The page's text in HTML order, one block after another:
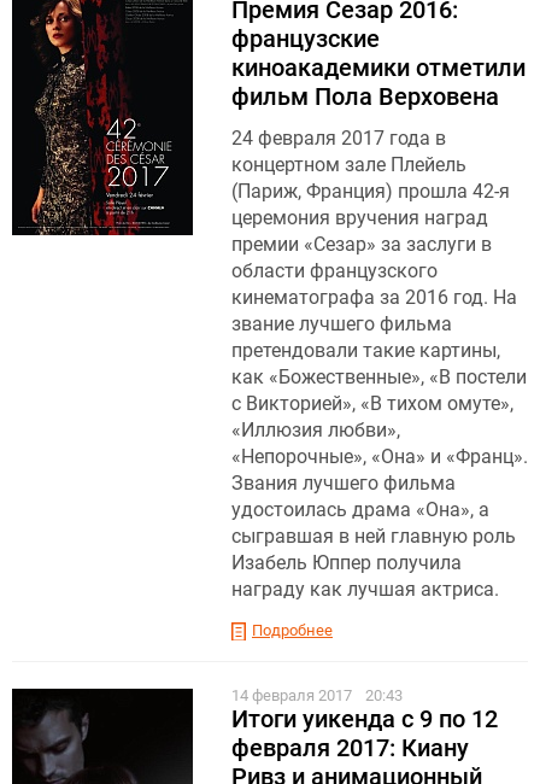
Премия Сезар 2016:
французские
киноакадемики отметили
фильм Пола Верховена
24 февраля 2017 года в
концертном зале Плейель
(Париж, Франция) прошла 42-я
церемония вручения наград
премии «Сезар» за заслуги в
области французского
кинематографа за 2016 год. На
звание лучшего фильма
претендовали такие картины,
как «Божественные», «В постели
с Викторией», «В тихом омуте»,
«Иллюзия любви»,
«Непорочные», «Она» и «Франц».
Звания лучшего фильма
удостоилась драма «Она», а
сыгравшая в ней главную роль
Изабель Юппер получила
награду как лучшая актриса.
Подробнее
14 февраля 2017 20:43
Итоги уикенда с 9 по 12
февраля 2017: Киану
Ривз и анимационный